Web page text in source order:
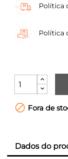
Política
Política
 Fora de
Dados do